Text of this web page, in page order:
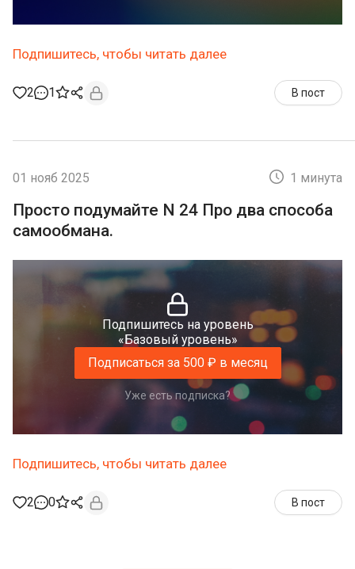
Подпишитесь, чтобы читать далее
2 1 В пост
01 нояб 2025 1 минута
Просто подумайте N 24 Про два способа
самообмана.
Подпишитесь на уровень
«Базовый уровень»
Подписаться за 500 ₽ в месяц
Уже есть подписка?
Подпишитесь, чтобы читать далее
2 0 В пост